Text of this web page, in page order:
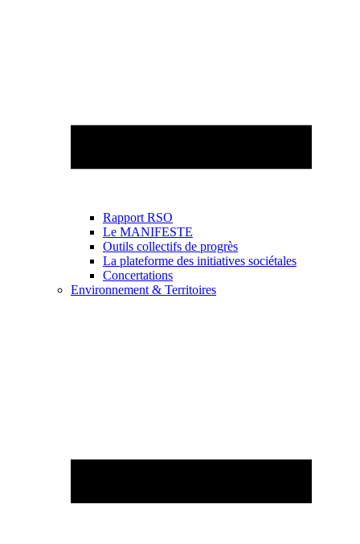
Rapport RSO
Le MANIFESTE
Outils collectifs de progrès
La plateforme des initiatives sociétales
Concertations
Environnement & Territoires